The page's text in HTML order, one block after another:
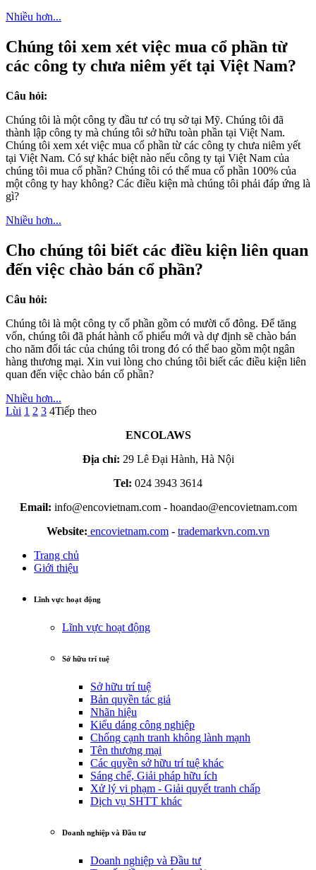
Nhiều hơn...
Chúng tôi xem xét việc mua cổ phần từ
các công ty chưa niêm yết tại Việt Nam?
Câu hỏi:
Chúng tôi là một công ty đầu tư có trụ sở tại Mỹ. Chúng tôi đã
thành lập công ty mà chúng tôi sở hữu toàn phần tại Việt Nam.
Chúng tôi xem xét việc mua cổ phần từ các công ty chưa niêm yết
tại Việt Nam. Có sự khác biệt nào nếu công ty tại Việt Nam của
chúng tôi mua cổ phần? Chúng tôi có thể mua cổ phần 100% của
một công ty hay không? Các điều kiện mà chúng tôi phải đáp ứng là
gì?
Nhiều hơn...
Cho chúng tôi biết các điều kiện liên quan
đến việc chào bán cổ phần?
Câu hỏi:
Chúng tôi là một công ty cổ phần gồm có mười cổ đông. Để tăng
vốn, chúng tôi đã phát hành cổ phiếu mới và dự định sẽ chào bán
cho năm đối tác của chúng tôi trong đó có thể bao gồm một ngân
hàng thương mại. Xin vui lòng cho chúng tôi biết các điều kiện liên
quan đến việc chào bán cổ phần?
Nhiều hơn...
Lùi 1 2 3 4Tiếp theo
ENCOLAWS
Địa chỉ: 29 Lê Đại Hành, Hà Nội
Tel: 024 3943 3614
Email: info@encovietnam.com- hoandao@encovietnam.com
Website: encovietnam.com - trademarkvn.com.vn
Trang chủ
Giới thiệu
Lĩnh vực hoạt động
Lĩnh vực hoạt động
Sở hữu trí tuệ
Sở hữu trí tuệ
Bản quyền tác giả
Nhãn hiệu
Kiểu dáng công nghiệp
Chống cạnh tranh không lành mạnh
Tên thương mại
Các quyền sở hữu trí tuệ khác
Sáng chế, Giải pháp hữu ích
Xử lý vi phạm - Giải quyết tranh chấp
Dịch vụ SHTT khác
Doanh nghiệp và Đầu tư
Doanh nghiệp và Đầu tư